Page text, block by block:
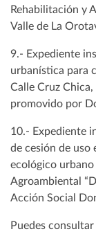
Rehabilitación y
Valle de La
9.- Expediente
urbanística para
Calle Cruz
promovido por
10.- Expediente
de cesión de uso
ecológico
Agroambiental
Acción Social
Puedes